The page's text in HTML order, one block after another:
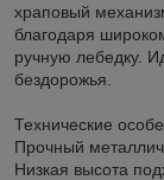
храповый
благодаря
ручную лебедку.
бездорожья.
Технические
Прочный
Низкая высота